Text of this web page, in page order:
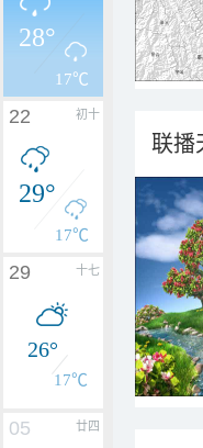
28°
17℃
初十
22
29°
17℃
十七
29
26°
17℃
廿四
05
联播